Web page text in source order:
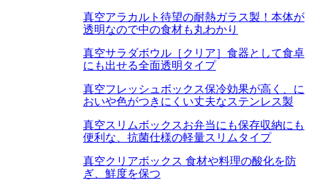
真空アラカルト 待望の耐熱ガラス製！本体が
透明なので中の食材も丸わかり
真空サラダボウル［クリア］ 食器として食卓
にも出せる全面透明タイプ
真空フレッシュボックス保冷効果が高く、に
おいや色がつきにくい丈夫なステンレス製
真空スリムボックスお弁当にも保存収納にも
便利な、抗菌仕様の軽量スリムタイプ
真空クリアボックス 食材や料理の酸化を防
ぎ、鮮度を保つ